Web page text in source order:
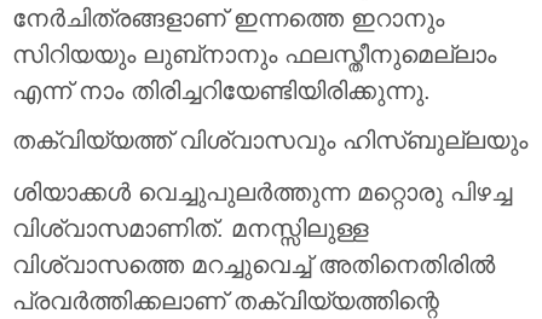
നേർചിത്രങ്ങളാണ് ഇന്നത്തെ ഇറാനും
സിറിയയും ലുബ്‌നാനും ഫലസ്തീനുമെല്ലാം
എന്ന് നാം തിരിച്ചറിയേണ്ടിയിരിക്കുന്നു.
തക്വിയ്യത്ത് വിശ്വാസവും ഹിസ്ബുല്ലയും
ശിയാക്കൾ വെച്ചുപുലർത്തുന്ന മറ്റൊരു പിഴച്ച
വിശ്വാസമാണിത്. മനസ്സിലുള്ള
വിശ്വാസത്തെ മറച്ചുവെച്ച് അതിനെതിരിൽ
പ്രവർത്തിക്കലാണ് തക്വിയ്യത്തിന്റെ